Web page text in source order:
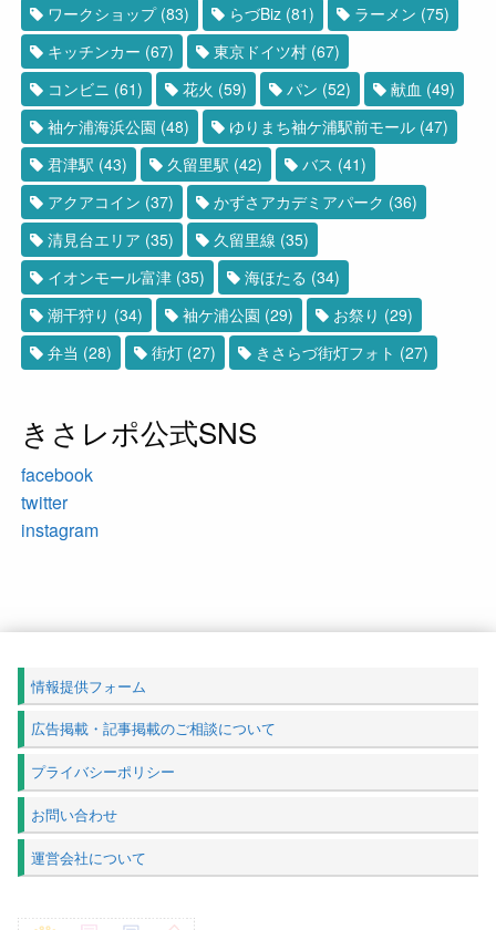
ワークショップ(83) らづBiz (81) ラーメン (75)
キッチンカー (67) 東京ドイツ村 (67)
コンビニ (61) 花火 (59) パン (52) 献血 (49)
袖ケ浦海浜公園 (48) ゆりまち袖ケ浦駅前モール (47)
君津駅 (43) 久留里駅 (42) バス (41)
アクアコイン (37) かずさアカデミアパーク (36)
清見台エリア (35) 久留里線 (35)
イオンモール富津 (35) 海ほたる (34)
潮干狩り (34) 袖ケ浦公園 (29) お祭り (29)
弁当 (28) 街灯 (27) きさらづ街灯フォト (27)
きさレポ公式SNS
facebook
twitter
instagram
情報提供フォーム
広告掲載・記事掲載のご相談について
プライバシーポリシー
お問い合わせ
運営会社について